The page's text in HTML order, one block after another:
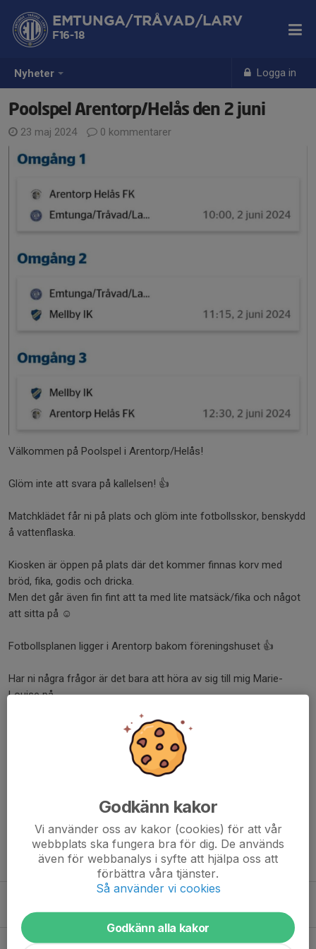
Nyheter Logga in
EMTUNGA/TRÅVAD/LARV
F16-18
Poolspel Arentorp/Helås den 2 juni
23 maj 2024 0 kommentarer
Välkommen på Poolspel i Arentorp/Helås!
Glöm inte att svara på kallelsen! 👍
Matchklädet får ni på plats och glöm inte fotbollsskor, benskydd
å vattenflaska.
Kiosken är öppen på plats där det kommer finnas korv med
bröd, fika, godis och dricka.
Men det går även fin fint att ta med lite matsäck/fika och något
att sitta på ☺️
Fotbollsplanen ligger i Arentorp bakom föreningshuset 👍
Har ni några frågor är det bara att höra av sig till mig Marie-
Louise på
Tidigare nyheter
Igår, 12:49 0
Träningstart
Godkänn kakor
Vi använder oss av kakor (cookies) för att vår
webbplats ska fungera bra för dig. De används
även för webbanalys i syfte att hjälpa oss att
förbättra våra tjänster.
Så använder vi cookies
Godkänn alla kakor